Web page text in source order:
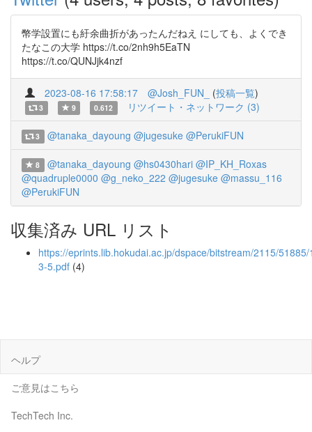
幣学設置にも紆余曲折があったんだねえ にしても、よくでき
たなこの大学 https://t.co/2nh9h5EaTN
https://t.co/QUNJjk4nzf
2023-08-16 17:58:17 @Josh_FUN_ (投稿一覧)
3 9 0.612 リツイート・ネットワーク (3)
3 @tanaka_dayoung @jugesuke @PerukiFUN
8 @tanaka_dayoung @hs0430hari @IP_KH_Roxas
@quadruple0000 @g_neko_222 @jugesuke @massu_116
@PerukiFUN
収集済み URL リスト
https://eprints.lib.hokudai.ac.jp/dspace/bitstream/2115/
3-5.pdf (4)
ヘルプ
ご意見はこちら
TechTech Inc.